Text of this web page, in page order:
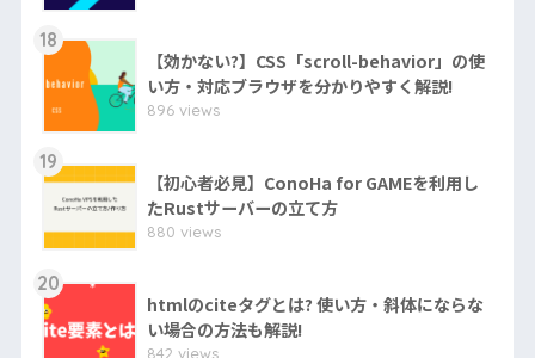
18
【効かない?】CSS「scroll-behavior」の使
い方・対応ブラウザを分かりやすく解説!
896 views
19
【初心者必見】ConoHa for GAMEを利用し
たRustサーバーの立て方
880 views
20
htmlのciteタグとは? 使い方・斜体にならな
い場合の方法も解説!
842 views